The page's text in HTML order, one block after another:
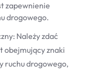
zapewnienie
drogowego.
Należy zdać
obejmujący znaki
ruchu drogowego,